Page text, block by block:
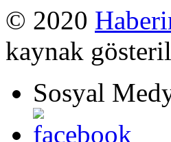
© 2020
kaynak
Sosyal